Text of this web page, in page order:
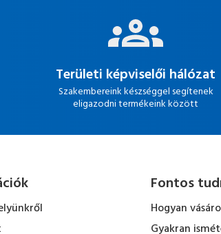
Területi képviselői hálózat
Szakembereink készséggel segítenek
eligazodni termékeink között
Fontos
Hogyan
Gyakran